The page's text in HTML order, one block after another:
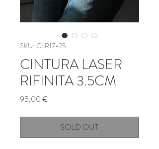
SKU: CLR17-25
CINTURA LASER
RIFINITA 3.5CM
95,00 €
SOLD OUT